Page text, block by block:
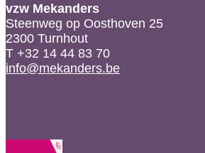
vzw Mekanders
Steenweg op Oosthoven 25
2300 Turnhout
T +32 14 44 83 70
info@mekanders.be